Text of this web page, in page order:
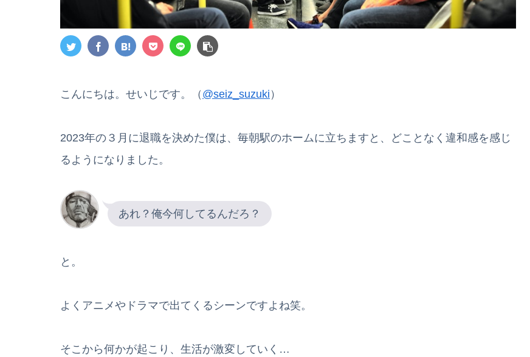
こんにちは。せいじです。（ @seiz_suzuki ）
2023年の３月に退職を決めた僕は、毎朝駅のホームに立ちますと、どことなく違和感を感じ
るようになりました。
あれ？俺今何してるんだろ？
と。
よくアニメやドラマで出てくるシーンですよね笑。
そこから何かが起こり、生活が激変していく…